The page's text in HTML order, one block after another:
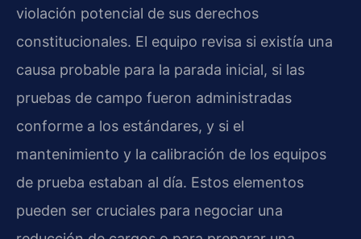
violación potencial de sus derechos
constitucionales. El equipo revisa si existía una
causa probable para la parada inicial, si las
pruebas de campo fueron administradas
conforme a los estándares, y si el
mantenimiento y la calibración de los equipos
de prueba estaban al día. Estos elementos
pueden ser cruciales para negociar una